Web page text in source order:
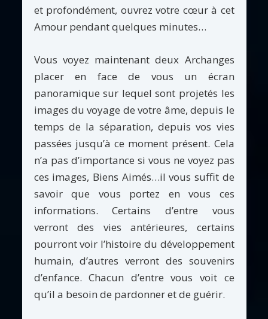
et profondément, ouvrez votre cœur à cet
Amour pendant quelques minutes…
Vous voyez maintenant deux Archanges
placer en face de vous un écran
panoramique sur lequel sont projetés les
images du voyage de votre âme, depuis le
temps de la séparation, depuis vos vies
passées jusqu’à ce moment présent. Cela
n’a pas d’importance si vous ne voyez pas
ces images, Biens Aimés…il vous suffit de
savoir que vous portez en vous ces
informations. Certains d’entre vous
verront des vies antérieures, certains
pourront voir l’histoire du développement
humain, d’autres verront des souvenirs
d’enfance. Chacun d’entre vous voit ce
qu’il a besoin de pardonner et de guérir.